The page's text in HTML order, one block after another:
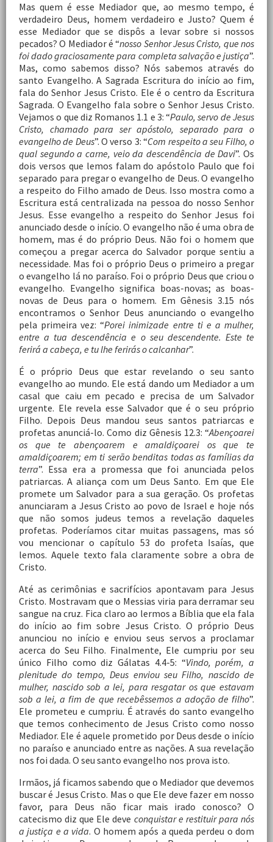
Mas quem é esse Mediador que, ao mesmo tempo, é
verdadeiro Deus, homem verdadeiro e Justo? Quem é
esse Mediador que se dispôs a levar sobre si nossos
pecados? O Mediador é “nosso Senhor Jesus Cristo, que nos
foi dado graciosamente para completa salvação e justiça”.
Mas, como sabemos disso? Nós sabemos através do
santo Evangelho. A Sagrada Escritura do início ao fim,
fala do Senhor Jesus Cristo. Ele é o centro da Escritura
Sagrada. O Evangelho fala sobre o Senhor Jesus Cristo.
Vejamos o que diz Romanos 1.1 e 3: “Paulo, servo de Jesus
Cristo, chamado para ser apóstolo, separado para o
evangelho de Deus”. O verso 3: “Com respeito a seu Filho, o
qual segundo a carne, veio da descendência de Davi”. Os
dois versos que lemos falam do apóstolo Paulo que foi
separado para pregar o evangelho de Deus. O evangelho
a respeito do Filho amado de Deus. Isso mostra como a
Escritura está centralizada na pessoa do nosso Senhor
Jesus. Esse evangelho a respeito do Senhor Jesus foi
anunciado desde o início. O evangelho não é uma obra de
homem, mas é do próprio Deus. Não foi o homem que
começou a pregar acerca do Salvador porque sentiu a
necessidade. Mas foi o próprio Deus o primeiro a pregar
o evangelho lá no paraíso. Foi o próprio Deus que criou o
evangelho. Evangelho significa boas-novas; as boas-
novas de Deus para o homem. Em Gênesis 3.15 nós
encontramos o Senhor Deus anunciando o evangelho
pela primeira vez: “Porei inimizade entre ti e a mulher,
entre a tua descendência e o seu descendente. Este te
ferirá a cabeça, e tu lhe ferirás o calcanhar”.
É o próprio Deus que estar revelando o seu santo
evangelho ao mundo. Ele está dando um Mediador a um
casal que caiu em pecado e precisa de um Salvador
urgente. Ele revela esse Salvador que é o seu próprio
Filho. Depois Deus mandou seus santos patriarcas e
profetas anunciá-lo. Como diz Gênesis 12.3: “Abençoarei
os que te abençoarem e amaldiçoarei os que te
amaldiçoarem; em ti serão benditas todas as famílias da
terra”. Essa era a promessa que foi anunciada pelos
patriarcas. A aliança com um Deus Santo. Em que Ele
promete um Salvador para a sua geração. Os profetas
anunciaram a Jesus Cristo ao povo de Israel e hoje nós
que não somos judeus temos a revelação daqueles
profetas. Poderíamos citar muitas passagens, mas só
vou mencionar o capítulo 53 do profeta Isaías, que
lemos. Aquele texto fala claramente sobre a obra de
Cristo.
Até as cerimônias e sacrifícios apontavam para Jesus
Cristo. Mostravam que o Messias viria para derramar seu
sangue na cruz. Fica claro ao lermos a Bíblia que ela fala
do início ao fim sobre Jesus Cristo. O próprio Deus
anunciou no início e enviou seus servos a proclamar
acerca do Seu Filho. Finalmente, Ele cumpriu por seu
único Filho como diz Gálatas 4.4-5: “Vindo, porém, a
plenitude do tempo, Deus enviou seu Filho, nascido de
mulher, nascido sob a lei, para resgatar os que estavam
sob a lei, a fim de que recebêssemos a adoção de filho”.
Ele prometeu e cumpriu. É através do santo evangelho
que temos conhecimento de Jesus Cristo como nosso
Mediador. Ele é aquele prometido por Deus desde o início
no paraíso e anunciado entre as nações. A sua revelação
nos foi dada. O seu santo evangelho nos prova isto.
Irmãos, já ficamos sabendo que o Mediador que devemos
buscar é Jesus Cristo. Mas o que Ele deve fazer em nosso
favor, para Deus não ficar mais irado conosco? O
catecismo diz que Ele deve conquistar e restituir para nós
a justiça e a vida. O homem após a queda perdeu o dom